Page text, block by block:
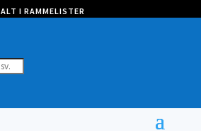
ALT I RAMMELISTER